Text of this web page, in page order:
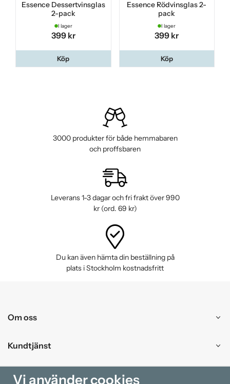
Essence Dessertvinsglas
2-pack
I lager
399 kr
Köp
Essence Rödvinsglas 2-
pack
I lager
399 kr
Köp
3000 produkter för både hemmabaren
och proffsbaren
Leverans 1-3 dagar och fri frakt över 990
kr (ord. 69 kr)
Du kan även hämta din beställning på
plats i Stockholm kostnadsfritt
Om oss
Kundtjänst
Handla
Vi använder cookies